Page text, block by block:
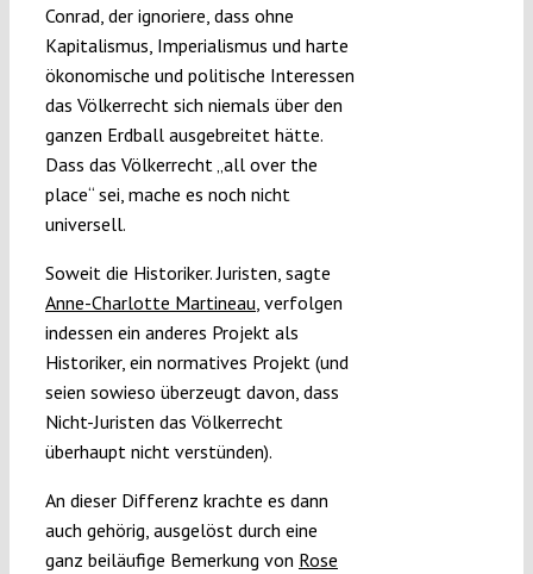
Conrad, der ignoriere, dass ohne
Kapitalismus, Imperialismus und harte
ökonomische und politische Interessen
das Völkerrecht sich niemals über den
ganzen Erdball ausgebreitet hätte.
Dass das Völkerrecht „all over the
place“ sei, mache es noch nicht
universell.
Soweit die Historiker. Juristen, sagte
Anne-Charlotte Martineau, verfolgen
indessen ein anderes Projekt als
Historiker, ein normatives Projekt (und
seien sowieso überzeugt davon, dass
Nicht-Juristen das Völkerrecht
überhaupt nicht verstünden).
An dieser Differenz krachte es dann
auch gehörig, ausgelöst durch eine
ganz beiläufige Bemerkung von Rose